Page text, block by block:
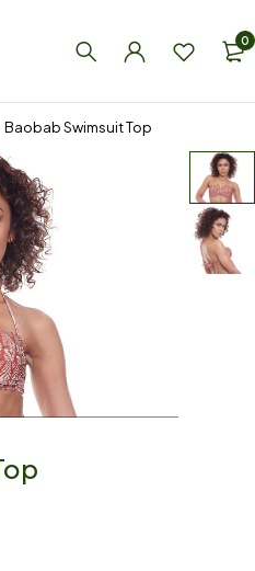
0
Baobab Swimsuit Top